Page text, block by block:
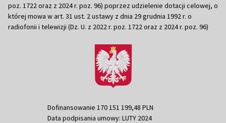
poz. 1722 oraz z 2024 r. poz. 96) poprzez udzielenie dotacji celowej, o
której mowa w art. 31 ust. 2 ustawy z dnia 29 grudnia 1992 r. o
radiofonii i telewizji (Dz. U. z 2022 r. poz. 1722 oraz z 2024 r. poz. 96)
Dofinansowanie 170 151 199,48 PLN
Data podpisania umowy: LUTY 2024